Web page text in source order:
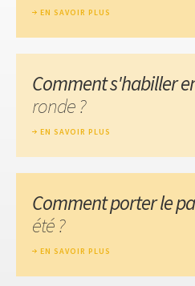
EN SAVOIR PLUS
Comment s'habiller
ronde ?
EN SAVOIR PLUS
Comment porter le
été ?
EN SAVOIR PLUS